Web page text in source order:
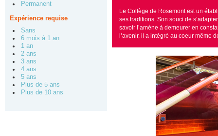
Permanent
Expérience requise
Sans
6 mois à 1 an
1 an
2 ans
3 ans
4 ans
5 ans
Plus de 5 ans
Plus de 10 ans
Le Collège de Rosemont est un
ses traditions. Son souci de
savoir l’amène à demeurer en
l’avenir, il a intégré au coeur même